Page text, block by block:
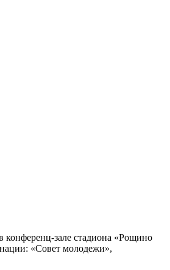
конференц-зале стадиона «Рощино
«Совет молодежи»,